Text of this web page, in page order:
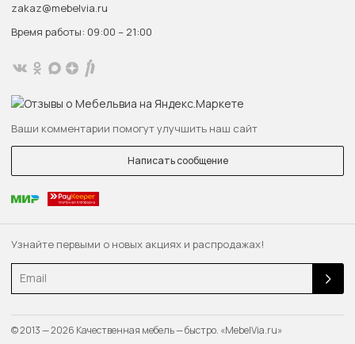
Узнайте первыми о новых акциях и распродажах!
Email
zakaz@mebelvia.ru
Время работы: 09:00 – 21:00
Ваши комментарии помогут улучшить наш сайт
Написать сообщение
© 2013 — 2026 Качественная мебель — быстро. «MebelVia.ru»